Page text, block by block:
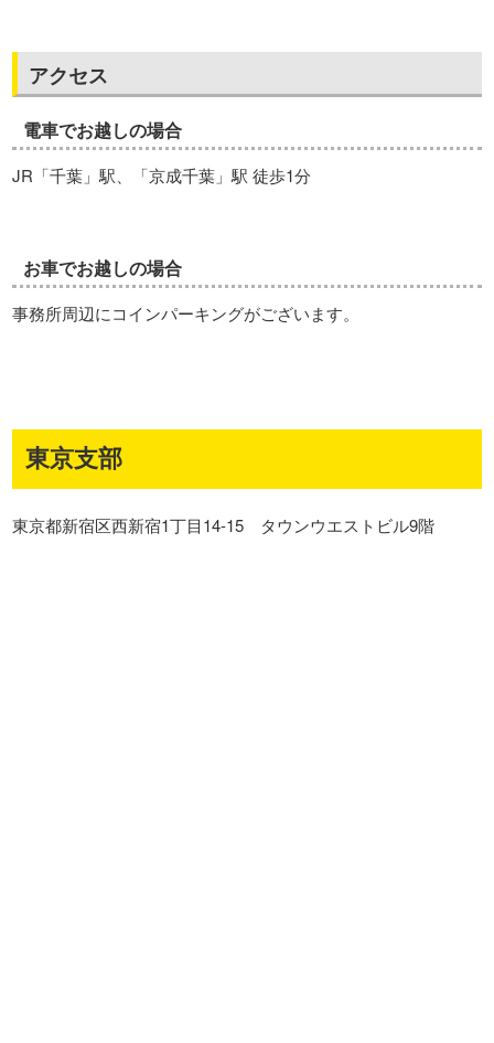
アクセス
電車でお越しの場合
JR「千葉」駅、「京成千葉」駅 徒歩1分
お車でお越しの場合
事務所周辺にコインパーキングがございます。
東京支部
東京都新宿区西新宿1丁目14-15 タウンウエストビル9階